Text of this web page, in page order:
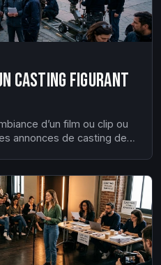
casting figurant
d’un film ou clip ou
annonces de casting de
l’âge et la taille, tout l